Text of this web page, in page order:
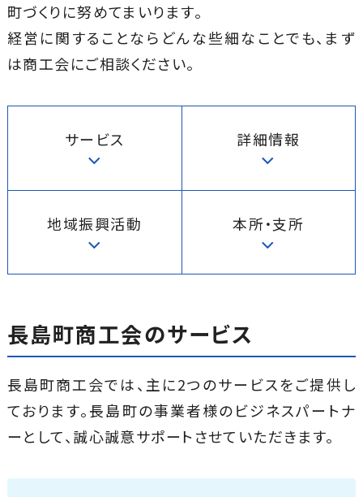
町づくりに努めてまいります。
経営に関することならどんな些細なことでも、まず
は商工会にご相談ください。
サービス 詳細情報
地域振興活動 本所・支所
長島町商工会のサービス
長島町商工会では、主に2つのサービスをご提供し
ております。長島町の事業者様のビジネスパートナ
ーとして、誠心誠意サポートさせていただきます。